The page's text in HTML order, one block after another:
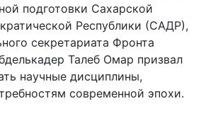
подготовки Сахарской
Республики (САДР),
секретариата Фронта
Талеб Омар призвал
научные дисциплины,
современной эпохи.